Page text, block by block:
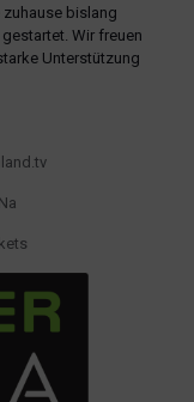
bislang
Wir freuen
Unterstützung